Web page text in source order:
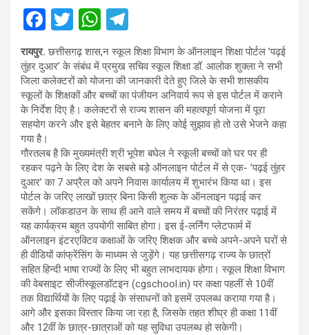
F
a
ce
b
o
o
k
T
wi
tt
er
W
h
at
s
A
p
p
el
e
gr
a
m
रायपुर. छत्तीसगढ़ शास,न स्कूल शिक्षा विभाग के ऑनलाइन शिक्षा पोर्टल ’पढ़ई
तुंहर दुआर’ के संबंध में प्रमुख सचिव स्कूल शिक्षा डॉ. आलोक शुक्ला ने सभी
जिला कलेक्टरों को योजना की जानकारी देते हुए जिले के सभी शासकीय
स्कूलों के शिक्षकों और बच्चों का पंजीयन अनिवार्य रूप से इस पोर्टल में कराने
के निर्देश दिए है। कलेक्टरों से राज्य शासन की महत्वपूर्ण योजना में पूरा
सहयोग करने और इसे बेहतर बनाने के लिए कोई सुझाव हो तो उसे भेजने कहा
गया है।
गौरतलब है कि मुख्यमंत्री श्री भूपेश बघेल ने स्कूली बच्चों को घर पर ही
रहकर पढ़ने के लिए देश के सबसे बड़े ऑनलाइन पोर्टल में से एक- ’पढ़ई तुंहर
दुआर’ का 7 अप्रैल को अपने निवास कार्यालय में शुभारंभ किया था। इस
पोर्टल के जरिए लाखों छात्र बिना किसी शुल्क के ऑनलाइन पढ़ाई कर
सकेंगे। लॉकडाउन के साथ ही आने वाले समय में बच्चों की निरंतर पढ़ाई में
यह कार्यक्रम बहुत उपयोगी साबित होगा। इस ई-लर्निंग प्लेटफार्म में
ऑनलाइन इंटरएक्टिव कक्षाओं के जरिए शिक्षक और बच्चे अपने-अपने घरों से
ही वीडियों कांफ्रेंसिंग के माध्यम से जुड़ेंगे। यह छत्तीसगढ़ राज्य के छात्रों
सहित हिन्दी भाषा राज्यों के लिए भी बहुत लाभदायक होगा। स्कूल शिक्षा विभाग
की वेबसाइट सीजीस्कूलडॉटइन (cgschool.in) पर कक्षा पहलीं से 10वीं
तक विद्यार्थियों के लिए पढ़ाई के संसाधनों को इसमें उपलब्ध कराया गया है।
आगे और इसका विस्तार किया जा रहा है, जिसके तहत शीघ्र ही कक्षा 11वीं
और 12वीं के छात्र-छात्राओं को यह सुविधा उपलब्ध हो सकेगी।